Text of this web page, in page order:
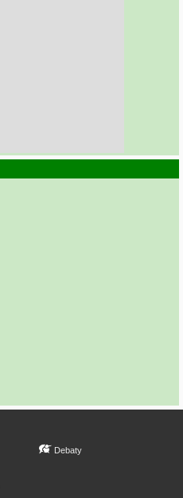
Debaty